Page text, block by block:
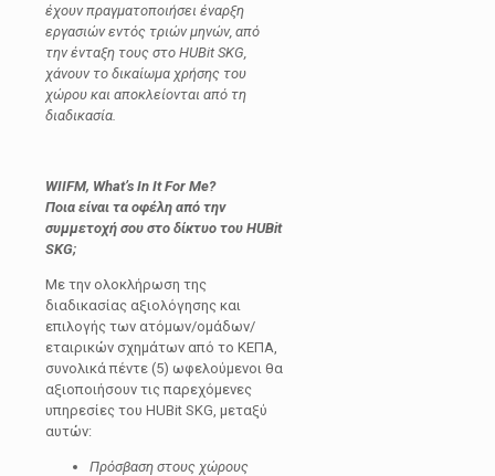
έχουν πραγματοποιήσει έναρξη
εργασιών εντός τριών μηνών, από
την ένταξη τους στο HUBit SKG,
χάνουν το δικαίωμα χρήσης του
χώρου και αποκλείονται από τη
διαδικασία.
WIIFM, What’s In It For Me?
Ποια είναι τα οφέλη από την
συμμετοχή σου στο δίκτυο του HUBit
SKG;
Με την ολοκλήρωση της
διαδικασίας αξιολόγησης και
επιλογής των ατόμων/ομάδων/
εταιρικών σχημάτων από το ΚΕΠΑ,
συνολικά πέντε (5) ωφελούμενοι θα
αξιοποιήσουν τις παρεχόμενες
υπηρεσίες του HUBit SKG, μεταξύ
αυτών:
Πρόσβαση στους χώρους